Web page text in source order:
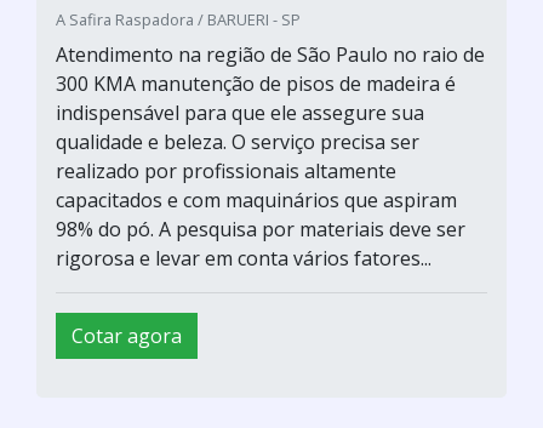
A Safira Raspadora / BARUERI - SP
Atendimento na região de São Paulo no raio de
300 KMA manutenção de pisos de madeira é
indispensável para que ele assegure sua
qualidade e beleza. O serviço precisa ser
realizado por profissionais altamente
capacitados e com maquinários que aspiram
98% do pó. A pesquisa por materiais deve ser
rigorosa e levar em conta vários fatores...
Cotar agora